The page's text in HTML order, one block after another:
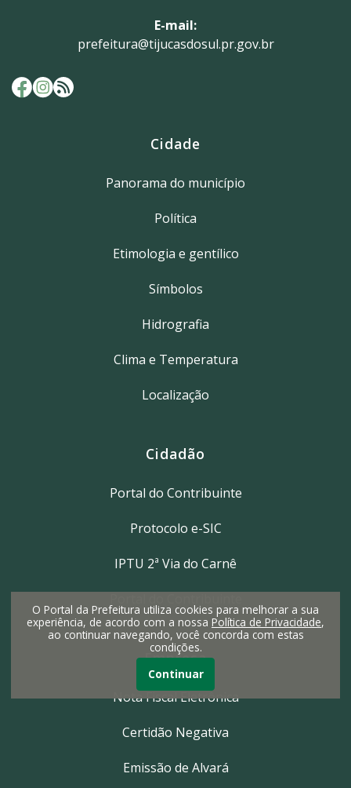
E-mail:
prefeitura@tijucasdosul.pr.gov.br
Cidade
Panorama do município
Política
Etimologia e gentílico
Símbolos
Hidrografia
Clima e Temperatura
Localização
Cidadão
Portal do Contribuinte
Protocolo e-SIC
IPTU 2ª Via do Carnê
Empresa
Nota Fiscal Eletrônica
Certidão Negativa
Emissão de Alvará
O Portal da Prefeitura utiliza cookies para melhorar a sua
experiência, de acordo com a nossa Política de Privacidade,
ao continuar navegando, você concorda com estas
condições.
Continuar